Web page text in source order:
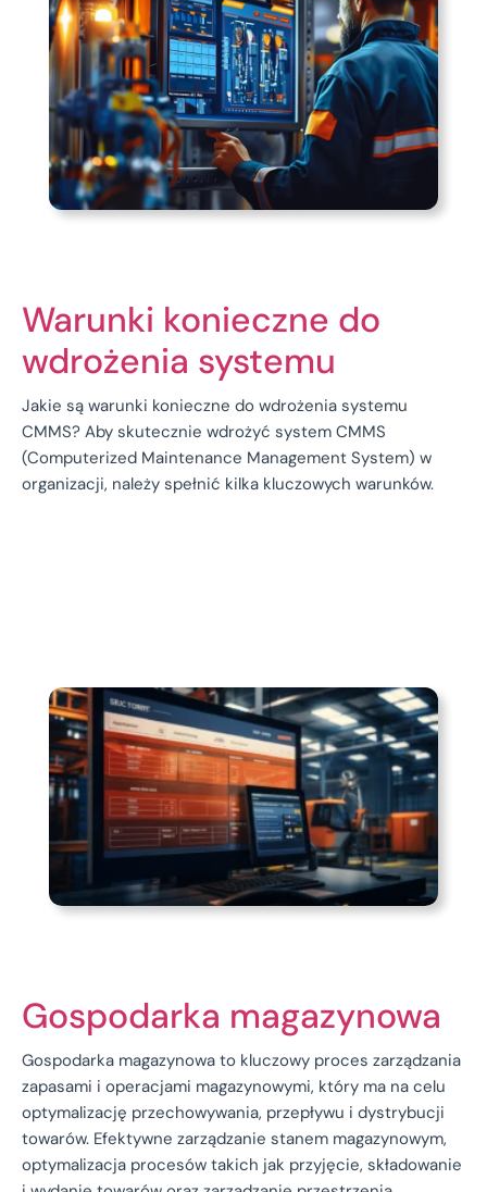
Warunki konieczne do
wdrożenia systemu
Jakie są warunki konieczne do wdrożenia systemu
CMMS? Aby skutecznie wdrożyć system CMMS
(Computerized Maintenance Management System) w
organizacji, należy spełnić kilka kluczowych warunków.
Gospodarka magazynowa
Gospodarka magazynowa to kluczowy proces zarządzania
zapasami i operacjami magazynowymi, który ma na celu
optymalizację przechowywania, przepływu i dystrybucji
towarów. Efektywne zarządzanie stanem magazynowym,
optymalizacja procesów takich jak przyjęcie, składowanie